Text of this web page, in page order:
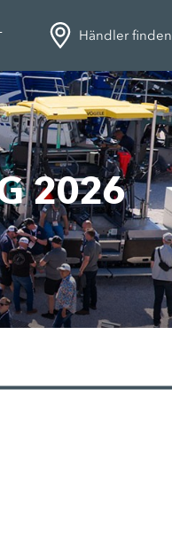
Händler finden
2026